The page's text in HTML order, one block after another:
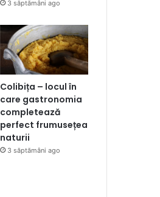
3 săptămâni ago
Colibița – locul în
care gastronomia
completează
perfect frumusețea
naturii
3 săptămâni ago